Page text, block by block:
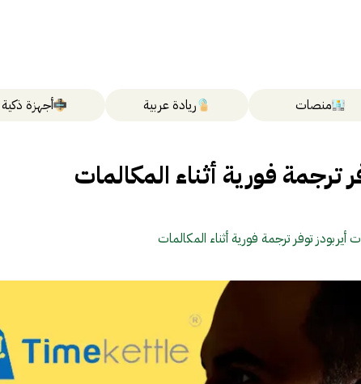
منصات ريادة عربية أجهزة ذكية
ترجمة فورية أثناء المكالمات
أيربودز توفر ترجمة فورية أثناء المكالمات